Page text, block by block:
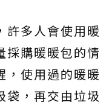
許多人會使用暖
採購暖暖包的情
，使用過的暖暖
袋，再交由垃圾